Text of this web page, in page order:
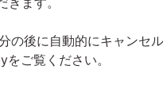
後に自動的にキャンセ
ご覧ください。